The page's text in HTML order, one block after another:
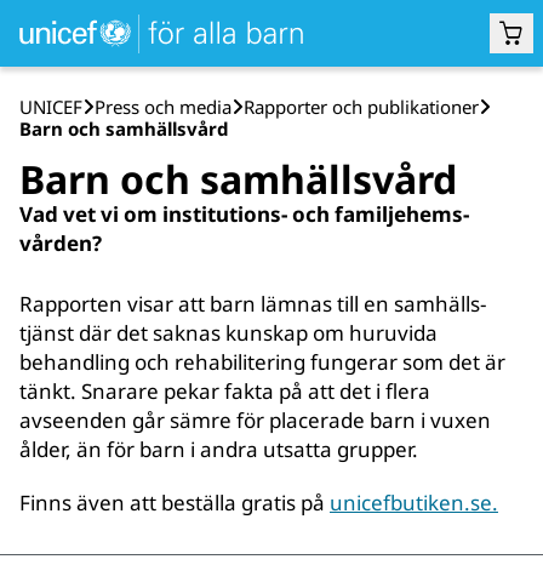
UNICEF Press och media Rapporter och publikationer
Barn och samhälls­vård
Barn och samhälls­vård
Vad vet vi om institutions- och familjehems­
vården?
Rapporten visar att barn lämnas till en samhälls­
tjänst där det saknas kunskap om huru­vida
behand­ling och rehabili­tering fungerar som det är
tänkt. Snarare pekar fakta på att det i flera
avseenden går sämre för placerade barn i vuxen
ålder, än för barn i andra utsatta grupper.
Finns även att beställa gratis på unicefbutiken.se.